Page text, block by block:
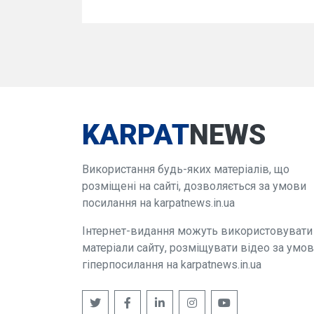
KARPATNEWS
Використання будь-яких матеріалів, що
розміщені на сайті, дозволяється за умови
посилання на karpatnews.in.ua
Інтернет-видання можуть використовувати
матеріали сайту, розміщувати відео за
гіперпосилання на karpatnews.in.ua